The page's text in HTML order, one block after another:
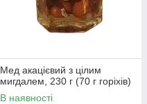
Мед акацієвий з цілим
мигдалем, 230 г (70 г горіхів)
В наявності